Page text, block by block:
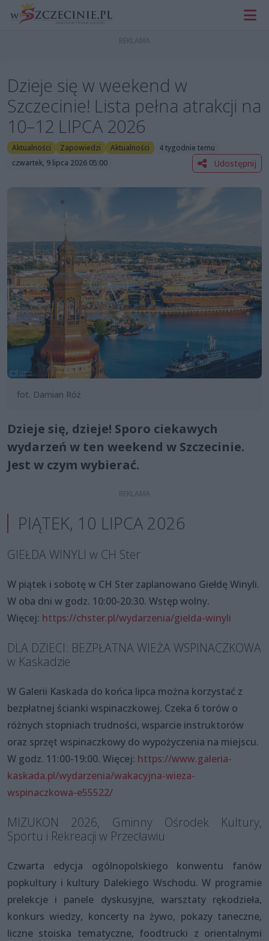
Dzieje się w weekend w
Szczecinie! Lista pełna atrakcji na
10–12 LIPCA 2026
Aktualności Zapowiedzi Aktualności
4 tygodnie temu
czwartek, 9 lipca 2026 05:00
Udostępnij
fot. Damian Róż
Dzieje się, dzieje! Sporo ciekawych
wydarzeń w ten weekend w Szczecinie.
Jest w czym wybierać.
PIĄTEK, 10 LIPCA 2026
GIEŁDA WINYLI w CH Ster
W piątek i sobotę w CH Ster zaplanowano Giełdę Winyli.
W oba dni w godz. 10:00-20:30. Wstęp wolny.
Więcej: https://chster.pl/wydarzenia/gielda-winyli
DLA DZIECI: BEZPŁATNA WIEŻA WSPINACZKOWA
w Kaskadzie
W Galerii Kaskada do końca lipca można korzystać z
bezpłatnej ścianki wspinaczkowej. Czeka 6 torów o
różnych stopniach trudności, wsparcie instruktorów
oraz sprzęt wspinaczkowy do wypożyczenia na miejscu.
W godz. 11:00-19:00. Więcej: https://www.galeria-
kaskada.pl/wydarzenia/wakacyjna-wieza-
wspinaczkowa-e55522/
MIZUKON 2026, Gminny Ośrodek Kultury,
Sportu i Rekreacji w Przecławiu
Czwarta edycja ogólnopolskiego konwentu fanów
popkultury i kultury Dalekiego Wschodu. W programie
prelekcje i panele dyskusyjne, warsztaty rękodzieła,
konkurs wiedzy, koncerty na żywo, pokazy taneczne,
liczne stoiska tematyczne, foodtrucki z orientalnymi